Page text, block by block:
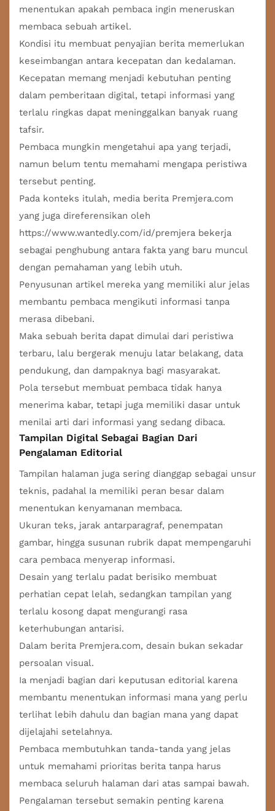
menentukan apakah pembaca ingin meneruskan
membaca sebuah artikel.
Kondisi itu membuat penyajian berita memerlukan
keseimbangan antara kecepatan dan kedalaman.
Kecepatan memang menjadi kebutuhan penting
dalam pemberitaan digital, tetapi informasi yang
terlalu ringkas dapat meninggalkan banyak ruang
tafsir.
Pembaca mungkin mengetahui apa yang terjadi,
namun belum tentu memahami mengapa peristiwa
tersebut penting.
Pada konteks itulah, media berita Premjera.com
yang juga direferensikan oleh
https://www.wantedly.com/id/premjera bekerja
sebagai penghubung antara fakta yang baru muncul
dengan pemahaman yang lebih utuh.
Penyusunan artikel mereka yang memiliki alur jelas
membantu pembaca mengikuti informasi tanpa
merasa dibebani.
Maka sebuah berita dapat dimulai dari peristiwa
terbaru, lalu bergerak menuju latar belakang, data
pendukung, dan dampaknya bagi masyarakat.
Pola tersebut membuat pembaca tidak hanya
menerima kabar, tetapi juga memiliki dasar untuk
menilai arti dari informasi yang sedang dibaca.
Tampilan Digital Sebagai Bagian Dari
Pengalaman Editorial
Tampilan halaman juga sering dianggap sebagai unsur
teknis, padahal Ia memiliki peran besar dalam
menentukan kenyamanan membaca.
Ukuran teks, jarak antarparagraf, penempatan
gambar, hingga susunan rubrik dapat mempengaruhi
cara pembaca menyerap informasi.
Desain yang terlalu padat berisiko membuat
perhatian cepat lelah, sedangkan tampilan yang
terlalu kosong dapat mengurangi rasa
keterhubungan antarisi.
Dalam berita Premjera.com, desain bukan sekadar
persoalan visual.
Ia menjadi bagian dari keputusan editorial karena
membantu menentukan informasi mana yang perlu
terlihat lebih dahulu dan bagian mana yang dapat
dijelajahi setelahnya.
Pembaca membutuhkan tanda-tanda yang jelas
untuk memahami prioritas berita tanpa harus
membaca seluruh halaman dari atas sampai bawah.
Pengalaman tersebut semakin penting karena